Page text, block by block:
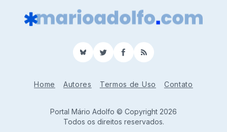
BlueSkyTwitterFacebook
RSS
Home Autores Termos de Uso Contato
Portal Mário Adolfo © Copyright 2026
Todos os direitos reservados.